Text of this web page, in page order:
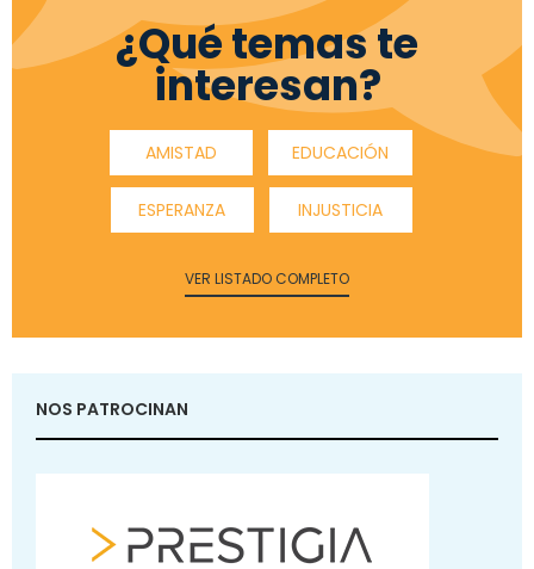
¿Qué temas te
interesan?
AMISTAD EDUCACIÓN
ESPERANZA INJUSTICIA
VER LISTADO COMPLETO
NOS PATROCINAN